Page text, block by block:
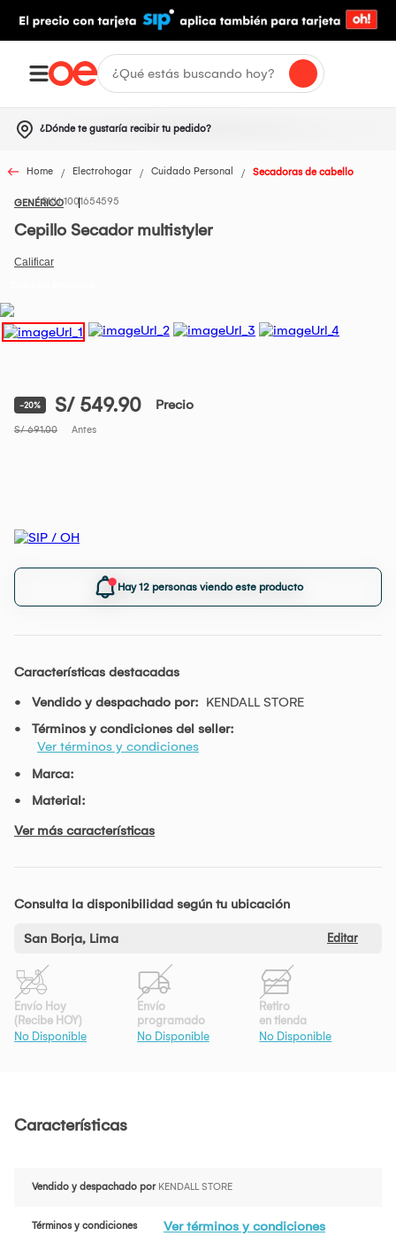
¿Dónde te gustaría recibir tu pedido?
Home Electrohogar Cuidado Personal Secadoras de cabello
GENÉRICO1001654595
Cepillo Secador multistyler
-20% S/ 549.90 Precio
S/ 691.00 Antes
Hay 12 personas viendo este producto
Características destacadas
Vendido y despachado por: KENDALL STORE
Términos y condiciones del seller:
Ver términos y condiciones
Marca:
Material:
Ver más características
Consulta la disponibilidad según tu ubicación
San Borja, Lima Editar
Envío Hoy
(Recibe HOY)
No Disponible
Envío
programado
No Disponible
Retiro
en tienda
No Disponible
Características
Vendido y despachado por KENDALL STORE
Términos y condiciones Ver términos y condiciones